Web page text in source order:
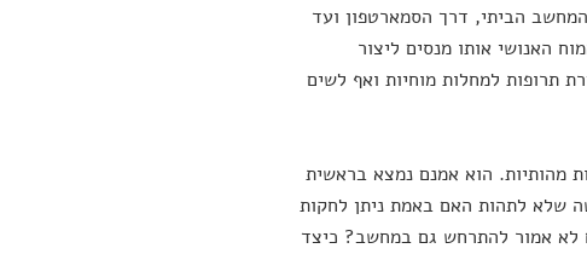
הביתי, דרך הסמארטפון ועד
האנושי אותו מנסים ליצור
תרופות למחלות מוחיות ואף לשים
מהותיות. הוא אמנם נמצא בראשית
שלא לתהות האם באמת ניתן לחקות
לא אמור להתרחש גם במחשב? כיצד